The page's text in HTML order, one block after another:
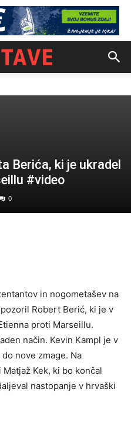
Berića, ki je ukradel
#video
0
in nogometašev na
Robert Berić, ki je v
proti Marseillu.
način. Kevin Kampl je v
nove zmage. Na
Kek, ki bo končal
nastopanje v hrvaški